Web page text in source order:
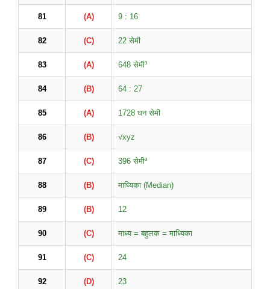
81 (A) 9 : 16
82 (C) 22 सेमी
83 (A) 648 सेमी³
84 (B) 64 : 27
85 (A) 1728 घन सेमी
86 (B) √xyz
87 (C) 396 सेमी³
88 (B) माध्यिका (Median)
89 (B) 12
90 (C) माध्य = बहुलक = माध्यिका
91 (C) 24
92 (D) 23